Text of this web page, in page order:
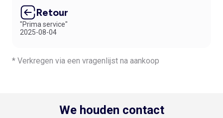
Retour
"Prima service"
2025-08-04
* Verkregen via een vragenlijst na aankoop
We houden contact